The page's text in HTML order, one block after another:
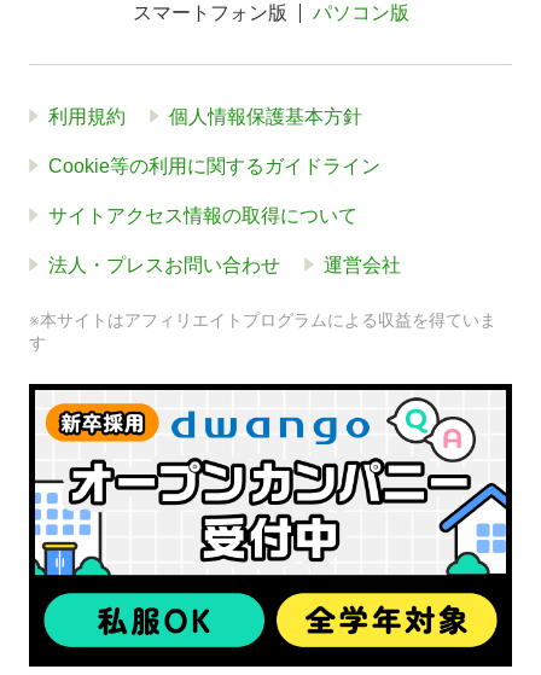
スマートフォン版 パソコン版
利用規約 個人情報保護基本方針
Cookie等の利用に関するガイドライン
サイトアクセス情報の取得について
法人・プレスお問い合わせ 運営会社
※本サイトはアフィリエイトプログラムによる収益を得ていま
す